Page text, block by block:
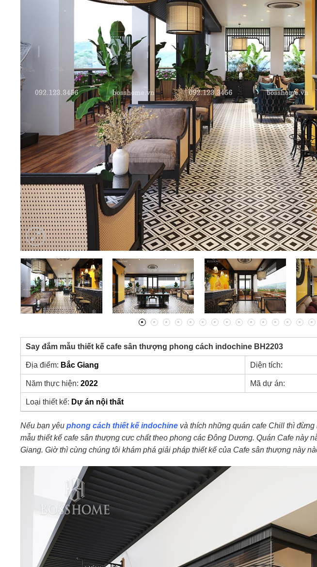
Say đắm mẫu thiết kế cafe sân thượng phong cách indochine BH2203
Địa điểm: Bắc Giang Diện tích:
Năm thực hiện: 2022 Mã dự án:
Loại thiết kế: Dự án nội thất
Nếu bạn yêu phong cách thiết kế indochine và thích những quán cafe Chill thì
mẫu thiết kế cafe sân thượng cưc chất theo phong các Đông Dương. Quán Cafe này
Giang. Giờ thì cùng chúng tôi khám phá giải pháp thiết kế của Cafe sân thượng này